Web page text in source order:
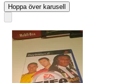
Hoppa över karusell